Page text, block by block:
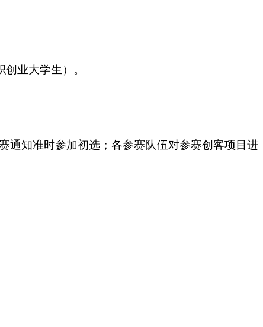
创业大学生）。
通知准时参加初选；各参赛队伍对参赛创客项目进